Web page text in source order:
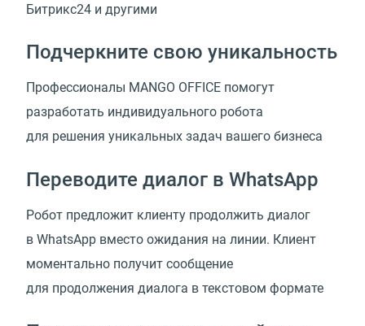
Битрикс24 и другими
Подчеркните свою уникальность
Профессионалы MANGO OFFICE помогут
разработать индивидуального робота
для решения уникальных задач вашего бизнеса
Переводите диалог в WhatsApp
Робот предложит клиенту продолжить диалог
в WhatsApp вместо ожидания на линии. Клиент
моментально получит сообщение
для продолжения диалога в текстовом формате